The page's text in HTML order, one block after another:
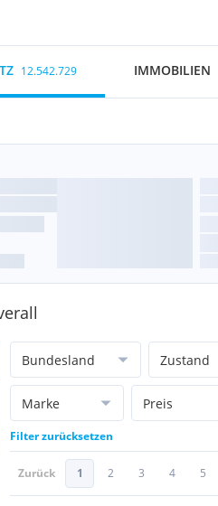
12.542.729 IMMOBILIEN
Bundesland Zustand
Marke Preis
Filter zurücksetzen
Zurück 1 2 3 4 5